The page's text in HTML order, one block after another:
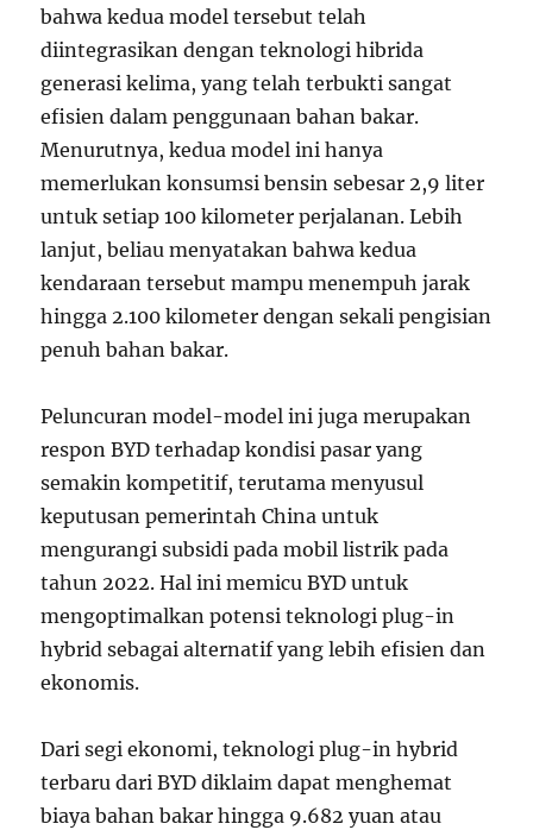
bahwa kedua model tersebut telah
diintegrasikan dengan teknologi hibrida
generasi kelima, yang telah terbukti sangat
efisien dalam penggunaan bahan bakar.
Menurutnya, kedua model ini hanya
memerlukan konsumsi bensin sebesar 2,9 liter
untuk setiap 100 kilometer perjalanan. Lebih
lanjut, beliau menyatakan bahwa kedua
kendaraan tersebut mampu menempuh jarak
hingga 2.100 kilometer dengan sekali pengisian
penuh bahan bakar.
Peluncuran model-model ini juga merupakan
respon BYD terhadap kondisi pasar yang
semakin kompetitif, terutama menyusul
keputusan pemerintah China untuk
mengurangi subsidi pada mobil listrik pada
tahun 2022. Hal ini memicu BYD untuk
mengoptimalkan potensi teknologi plug-in
hybrid sebagai alternatif yang lebih efisien dan
ekonomis.
Dari segi ekonomi, teknologi plug-in hybrid
terbaru dari BYD diklaim dapat menghemat
biaya bahan bakar hingga 9.682 yuan atau